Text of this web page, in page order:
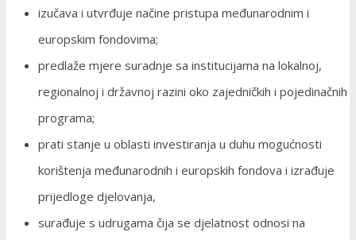
izučava i utvrđuje načine pristupa međunarodnim i
europskim fondovima;
predlaže mjere suradnje sa institucijama na lokalnoj,
regionalnoj i državnoj razini oko zajedničkih i pojedinačnih
programa;
prati stanje u oblasti investiranja u duhu mogućnosti
korištenja međunarodnih i europskih fondova i izrađuje
prijedloge djelovanja,
surađuje s udrugama čija se djelatnost odnosi na